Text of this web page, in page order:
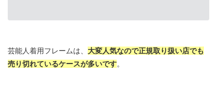
芸能人着用フレームは、 大変人気なので正規取り扱い店でも
売り切れているケースが多いです。